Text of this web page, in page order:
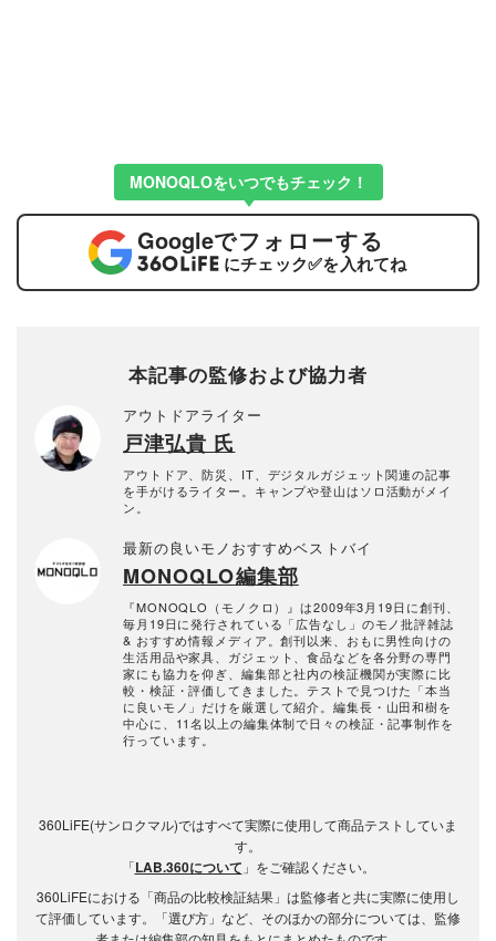
MONOQLOをいつでもチェック！
Googleでフォローする
にチェック✅を入れてね
本記事の監修および協力者
アウトドアライター
戸津弘貴 氏
アウトドア、防災、IT、デジタルガジェット関連の記事
を手がけるライター。キャンプや登山はソロ活動がメイ
ン。
最新の良いモノおすすめベストバイ
MONOQLO編集部
『MONOQLO（モノクロ）』は2009年3月19日に創刊、
毎月19日に発行されている「広告なし」のモノ批評雑誌
& おすすめ情報メディア。創刊以来、おもに男性向けの
生活用品や家具、ガジェット、食品などを各分野の専門
家にも協力を仰ぎ、編集部と社内の検証機関が実際に比
較・検証・評価してきました。テストで見つけた「本当
に良いモノ」だけを厳選して紹介。編集長・山田和樹を
中心に、11名以上の編集体制で日々の検証・記事制作を
行っています。
360LiFE(サンロクマル)ではすべて実際に使用して商品テストしていま
す。
「LAB.360について 」をご確認ください。
360LiFEにおける「商品の比較検証結果」は監修者と共に実際に使用し
て評価しています。「選び方」など、そのほかの部分については、監修